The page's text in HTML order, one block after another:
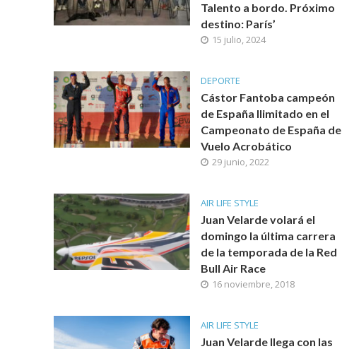
Talento a bordo. Próximo
destino: París’
15 julio, 2024
DEPORTE
Cástor Fantoba campeón
de España Ilimitado en el
Campeonato de España de
Vuelo Acrobático
29 junio, 2022
AIR LIFE STYLE
Juan Velarde volará el
domingo la última carrera
de la temporada de la Red
Bull Air Race
16 noviembre, 2018
AIR LIFE STYLE
Juan Velarde llega con las